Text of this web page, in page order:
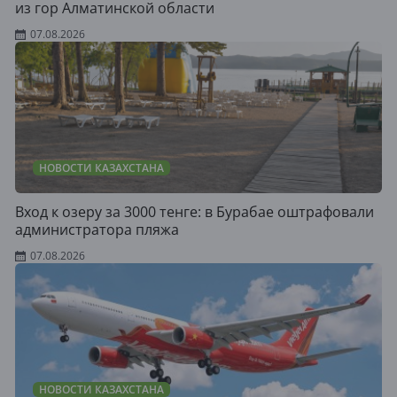
из гор Алматинской области
07.08.2026
НОВОСТИ КАЗАХСТАНА
Вход к озеру за 3000 тенге: в Бурабае оштрафовали
администратора пляжа
07.08.2026
НОВОСТИ КАЗАХСТАНА